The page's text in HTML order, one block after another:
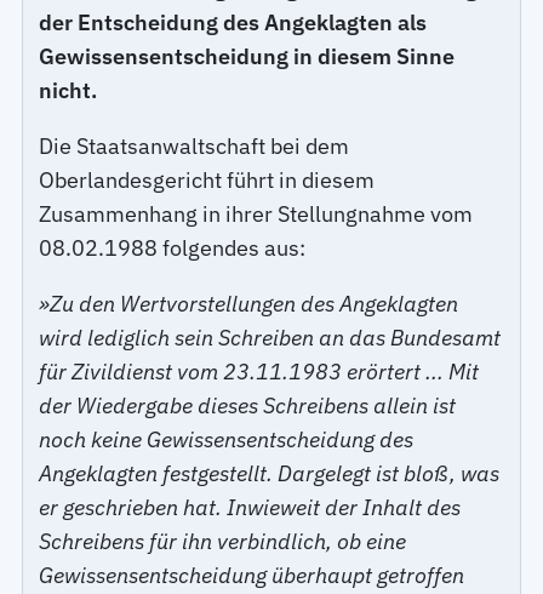
der Entscheidung des Angeklagten als
Gewissensentscheidung in diesem Sinne
nicht.
Die Staatsanwaltschaft bei dem
Oberlandesgericht führt in diesem
Zusammenhang in ihrer Stellungnahme vom
08.02.1988 folgendes aus:
»Zu den Wertvorstellungen des Angeklagten
wird lediglich sein Schreiben an das Bundesamt
für Zivildienst vom 23.11.1983 erörtert ... Mit
der Wiedergabe dieses Schreibens allein ist
noch keine Gewissensentscheidung des
Angeklagten festgestellt. Dargelegt ist bloß, was
er geschrieben hat. Inwieweit der Inhalt des
Schreibens für ihn verbindlich, ob eine
Gewissensentscheidung überhaupt getroffen